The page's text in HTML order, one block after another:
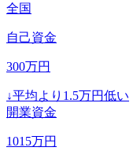
全国
自己資金
300万円
↓平均より 1.5万円低い
開業資金
1015万円